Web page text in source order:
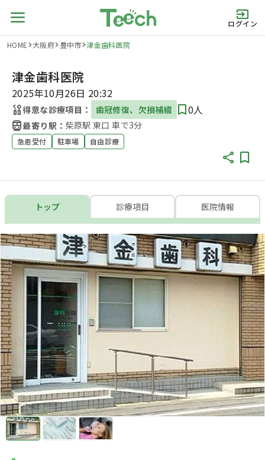
ログイン
HOME 大阪府 豊中市 津金歯科医院
津金歯科医院
2025年10月26日 20:32
得意な診療項目： 歯冠修復、欠損補綴 0人
最寄り駅： 柴原駅 東口 車で3分
急患受付 駐車場 自由診療
トップ 診療項目 医院情報